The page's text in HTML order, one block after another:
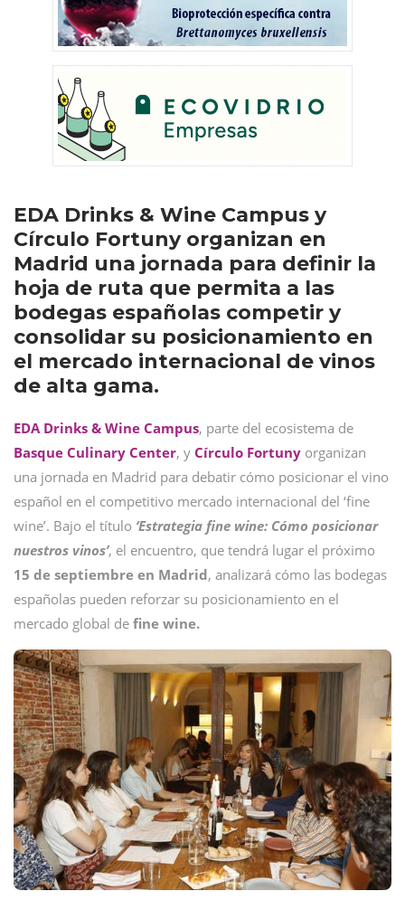
EDA Drinks & Wine Campus y
Círculo Fortuny organizan en
Madrid una jornada para definir la
hoja de ruta que permita a las
bodegas españolas competir y
consolidar su posicionamiento en
el mercado internacional de vinos
de alta gama.
EDA Drinks & Wine Campus, parte del ecosistema de
Basque Culinary Center, y Círculo Fortuny organizan
una jornada en Madrid para debatir cómo posicionar el vino
español en el competitivo mercado internacional del ‘fine
wine’. Bajo el título ‘Estrategia fine wine: Cómo posicionar
nuestros vinos’, el encuentro, que tendrá lugar el próximo
15 de septiembre en Madrid, analizará cómo las bodegas
españolas pueden reforzar su posicionamiento en el
mercado global de fine wine.